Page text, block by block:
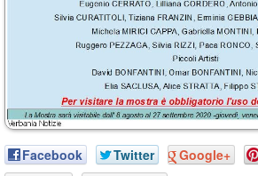
Facebook Twitter Google+